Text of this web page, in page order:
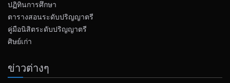
ปฏิทินการศึกษา
ตารางสอนระดับปริญญาตรี
คู่มือนิสิตระดับปริญญาตรี
ศิษย์เก่า
ข่าวต่างๆ